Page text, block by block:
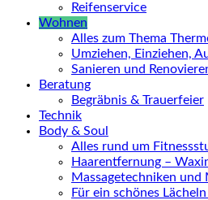
Reifenservice
Wohnen
Alles zum Thema
Umziehen, Einziehen,
Sanieren und
Beratung
Begräbnis & Trauerfeier
Technik
Body & Soul
Alles rund um
Haarentfernung –
Massagetechniken und
Für ein schönes